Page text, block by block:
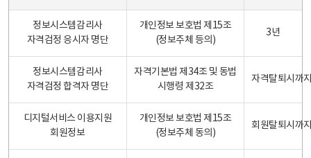
정보시스템감리사
자격검정 응시자 명단
개인정보 보호법 제15조
(정보주체 등의)
3년
정보시스템감리사
자격검정 합격자 명단
자격기본법 제34조 및 동법
시행령 제32조
자격탈퇴시까
디지털서비스 이용지원
회원정보
개인정보 보호법 제15조
(정보주체 동의)
회원탈퇴시까